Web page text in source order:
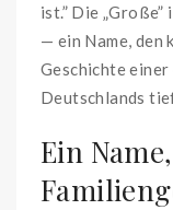
ist.” Die
— ein Name, den
Geschichte
Deutschlands
Ein